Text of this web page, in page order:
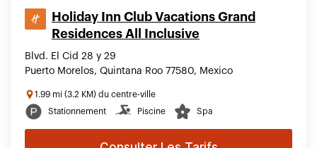
Holiday Inn Club Vacations Grand
Residences All Inclusive
Blvd. El Cid 28 y 29
Puerto Morelos, Quintana Roo 77580, Mexico
1.99 mi (3.2 KM) du centre-ville
Stationnement
Piscine Spa